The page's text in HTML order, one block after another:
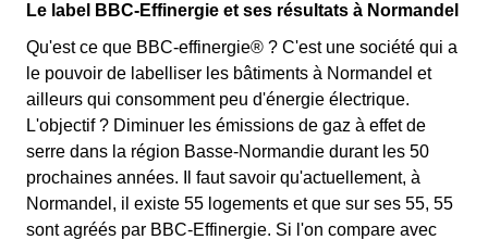
Le label BBC-Effinergie et ses résultats à Normandel
Qu'est ce que BBC-effinergie® ? C'est une société qui a
le pouvoir de labelliser les bâtiments à Normandel et
ailleurs qui consomment peu d'énergie électrique.
L'objectif ? Diminuer les émissions de gaz à effet de
serre dans la région Basse-Normandie durant les 50
prochaines années. Il faut savoir qu'actuellement, à
Normandel, il existe 55 logements et que sur ses 55, 55
sont agréés par BBC-Effinergie. Si l'on compare avec